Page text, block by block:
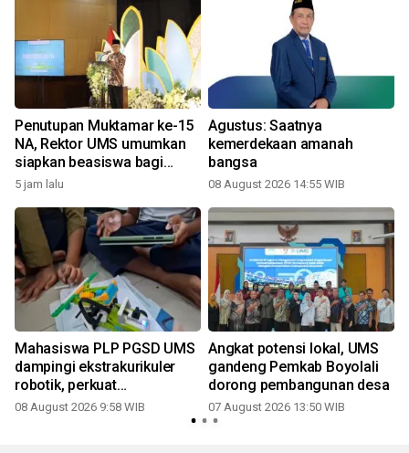
Penutupan Muktamar ke-15
NA, Rektor UMS umumkan
siapkan beasiswa bagi
kader Nasyiatul Aisyiyah
5 jam lalu
Agustus: Saatnya
kemerdekaan amanah
bangsa
08 August 2026 14:55 WIB
Mahasiswa PLP PGSD UMS
dampingi ekstrakurikuler
robotik, perkuat
pembelajaran STEM
08 August 2026 9:58 WIB
Angkat potensi lokal, UMS
gandeng Pemkab Boyolali
dorong pembangunan desa
07 August 2026 13:50 WIB